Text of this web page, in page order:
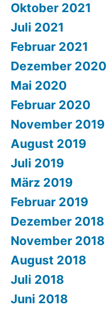
Oktober 2021
Juli 2021
Februar 2021
Dezember 2020
Mai 2020
Februar 2020
November 2019
August 2019
Juli 2019
März 2019
Februar 2019
Dezember 2018
November 2018
August 2018
Juli 2018
Juni 2018